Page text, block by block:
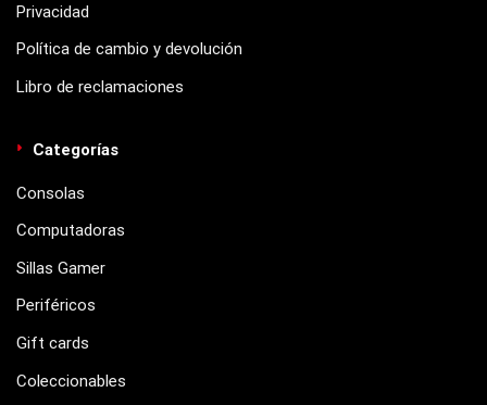
Privacidad
Política de cambio y devolución
Libro de reclamaciones
Categorías
Consolas
Computadoras
Sillas Gamer
Periféricos
Gift cards
Coleccionables